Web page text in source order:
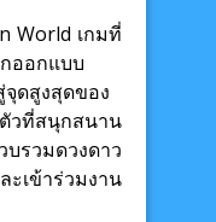
World เกมที่
ออกแบบ
ดสูงสุดของ
ที่สนุกสนาน
รวมดวงดาว
เข้าร่วมงาน